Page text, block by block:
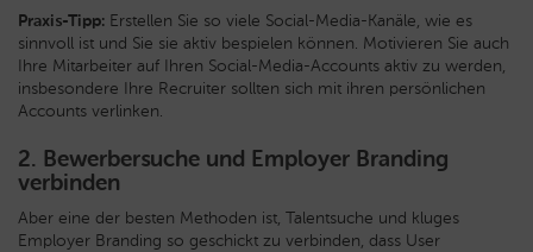
Praxis-Tipp: Erstellen Sie so viele Social-Media-Kanäle, wie es
sinnvoll ist und Sie sie aktiv bespielen können. Motivieren Sie auch
Ihre Mitarbeiter auf Ihren Social-Media-Accounts aktiv zu werden,
insbesondere Ihre Recruiter sollten sich mit ihren persönlichen
Accounts verlinken.
2. Bewerbersuche und Employer Branding
verbinden
Aber eine der besten Methoden ist, Talentsuche und kluges
Employer Branding so geschickt zu verbinden, dass User